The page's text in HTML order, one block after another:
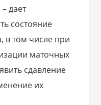
дает
состояние
в том числе при
маточных
сдавление
их